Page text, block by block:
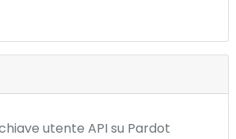
utente API su Pardot